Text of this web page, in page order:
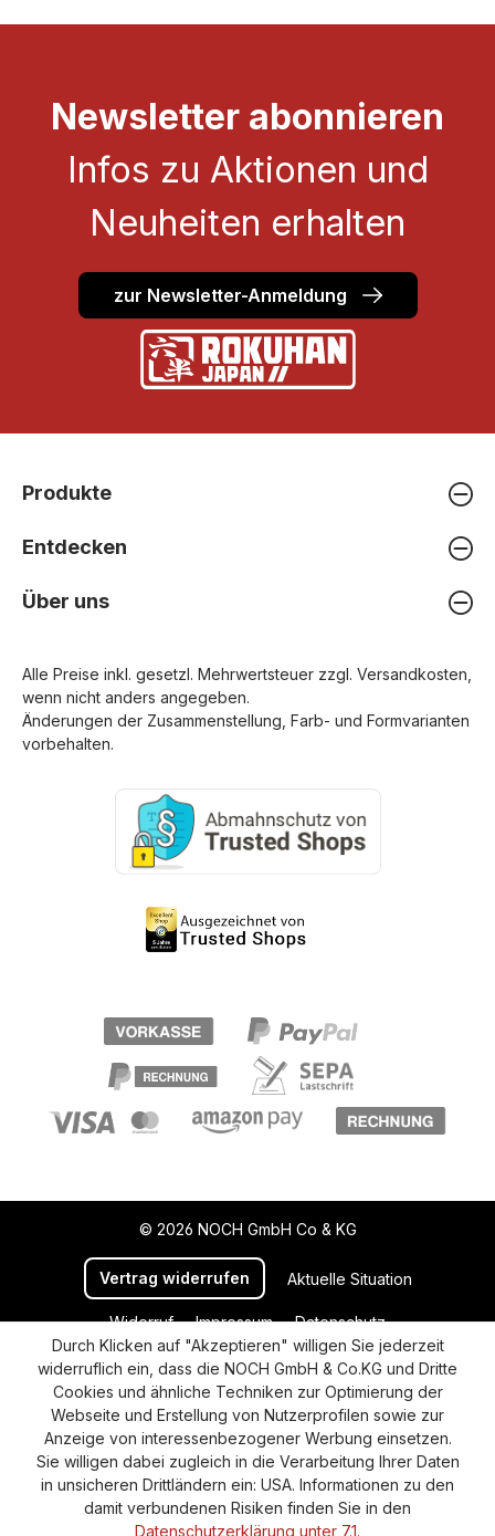
Newsletter abonnieren
Infos zu Aktionen und
Neuheiten erhalten
zur Newsletter-Anmeldung
Produkte
Entdecken
Über uns
Alle Preise inkl. gesetzl. Mehrwertsteuer zzgl. Versandkosten
wenn nicht anders angegeben.
Änderungen der Zusammenstellung, Farb- und Formvarianten
vorbehalten.
© 2026 NOCH GmbH Co & KG
Vertrag widerrufen Aktuelle Situation
Widerruf Impressum
Datenschutz
Versand und Zahlung
AGB
Cookie-Einstellungen
Barrierefreiheitserklärung
Durch Klicken auf "Akzeptieren" willigen Sie jederzeit
widerruflich ein, dass die NOCH GmbH & Co.KG und Dritte
Cookies und ähnliche Techniken zur Optimierung der
Webseite und Erstellung von Nutzerprofilen sowie zur
Anzeige von interessenbezogener Werbung einsetzen.
Sie willigen dabei zugleich in die Verarbeitung Ihrer Daten
in unsicheren Drittländern ein: USA. Informationen zu den
damit verbundenen Risiken finden Sie in den
Datenschutzerklärung unter 7.1.